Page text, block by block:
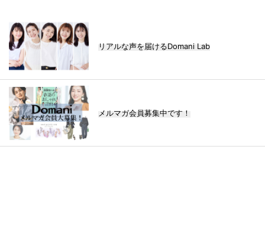
リアルな声を届けるDomani Lab
メルマガ会員募集中です！